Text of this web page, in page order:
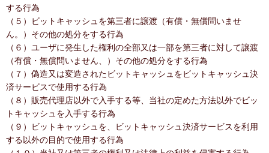
する行為
（５）ビットキャッシュを第三者に譲渡（有償・無償問いませ
ん。）その他の処分をする行為
（６）ユーザに発生した権利の全部又は一部を第三者に対して譲渡
（有償・無償問いません、）その他の処分をする行為
（７）偽造又は変造されたビットキャッシュをビットキャッシュ決
済サービスで使用する行為
（８）販売代理店以外で入手する等、当社の定めた方法以外でビッ
トキャッシュを入手する行為
（９）ビットキャッシュを、ビットキャッシュ決済サービスを利用
する以外の目的で使用する行為